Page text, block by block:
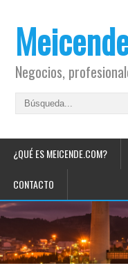
Negocios,
¿QUÉ ES MEICENDE.COM?
CONTACTO